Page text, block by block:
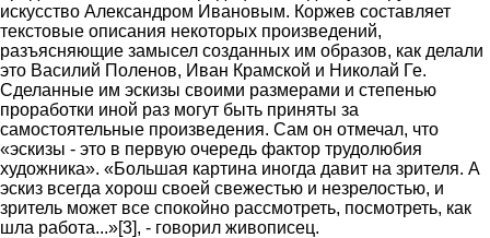
искусство Александром Ивановым. Коржев составляет
текстовые описания некоторых произведений,
разъясняющие замысел созданных им образов, как делали
это Василий Поленов, Иван Крамской и Николай Ге.
Сделанные им эскизы своими размерами и степенью
проработки иной раз могут быть приняты за
самостоятельные произведения. Сам он отмечал, что
«эскизы - это в первую очередь фактор трудолюбия
художника». «Большая картина иногда давит на зрителя. А
эскиз всегда хорош своей свежестью и незрелостью, и
зритель может все спокойно рассмотреть, посмотреть, как
шла работа...»[3], - говорил живописец.